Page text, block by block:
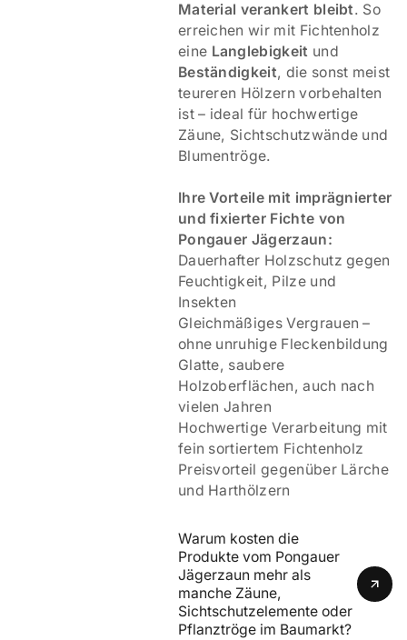
Material verankert bleibt. So
erreichen wir mit Fichtenholz
eine Langlebigkeit und
Beständigkeit, die sonst meist
teureren Hölzern vorbehalten
ist – ideal für hochwertige
Zäune, Sichtschutzwände und
Blumentröge.
Ihre Vorteile mit imprägnierter
und fixierter Fichte von
Pongauer Jägerzaun:
Dauerhafter Holzschutz gegen
Feuchtigkeit, Pilze und
Insekten
Gleichmäßiges Vergrauen –
ohne unruhige Fleckenbildung
Glatte, saubere
Holzoberflächen, auch nach
vielen Jahren
Hochwertige Verarbeitung mit
fein sortiertem Fichtenholz
Preisvorteil gegenüber Lärche
und Harthölzern
Warum kosten die
Produkte vom Pongauer
Jägerzaun mehr als
manche Zäune,
Sichtschutzelemente oder
Pflanztröge im Baumarkt?